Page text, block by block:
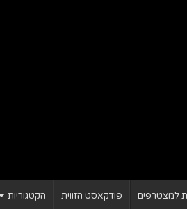
למצטרפים פודקאסט הזווית הקטגוריות